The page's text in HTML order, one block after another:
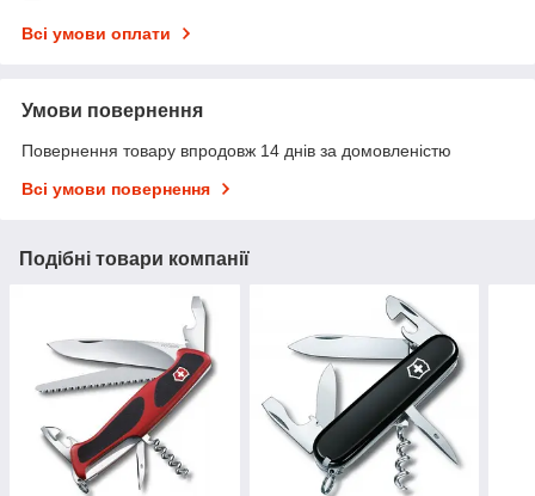
Всі умови оплати
Умови повернення
Повернення товару впродовж 14 днів за домовленістю
Всі умови повернення
Подібні товари компанії